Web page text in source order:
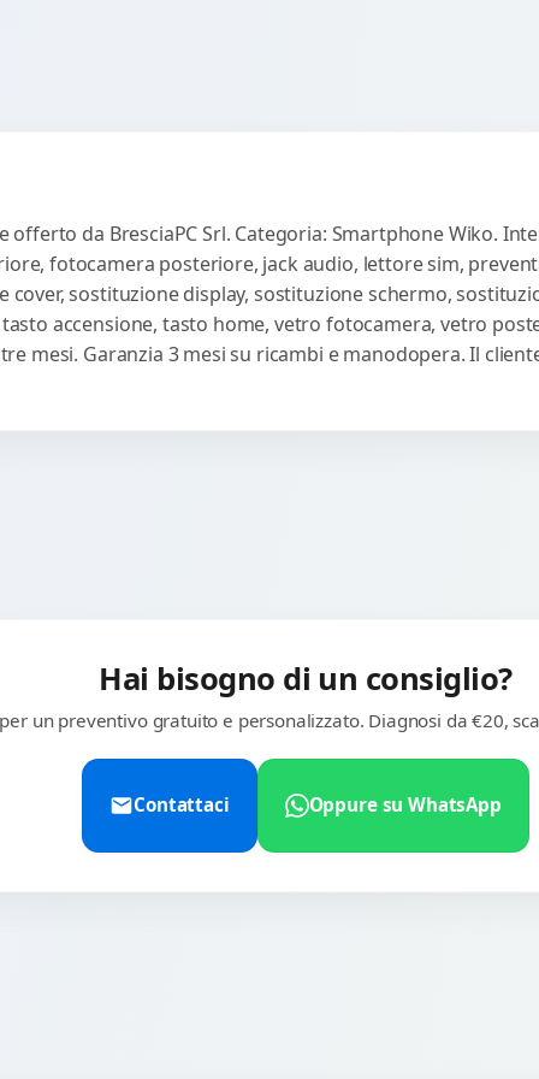
offerto da BresciaPC Srl. Categoria: Smartphone Wiko.
fotocamera posteriore, jack audio, lettore sim,
sostituzione display, sostituzione schermo,
accensione, tasto home, vetro fotocamera, vetro
mesi. Garanzia 3 mesi su ricambi e manodopera. Il
Hai bisogno di un consiglio?
un preventivo gratuito e personalizzato. Diagnosi da €20,
Contattaci Oppure su WhatsApp